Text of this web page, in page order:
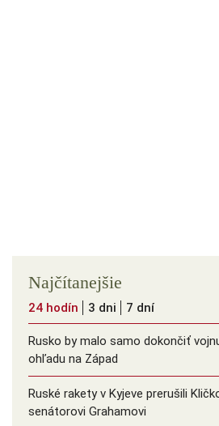
Najčítanejšie
24 hodín 3 dni 7 dní
Rusko by malo samo dokončiť
ohľadu na Západ
Ruské rakety v Kyjeve prerušili
senátorovi Grahamovi